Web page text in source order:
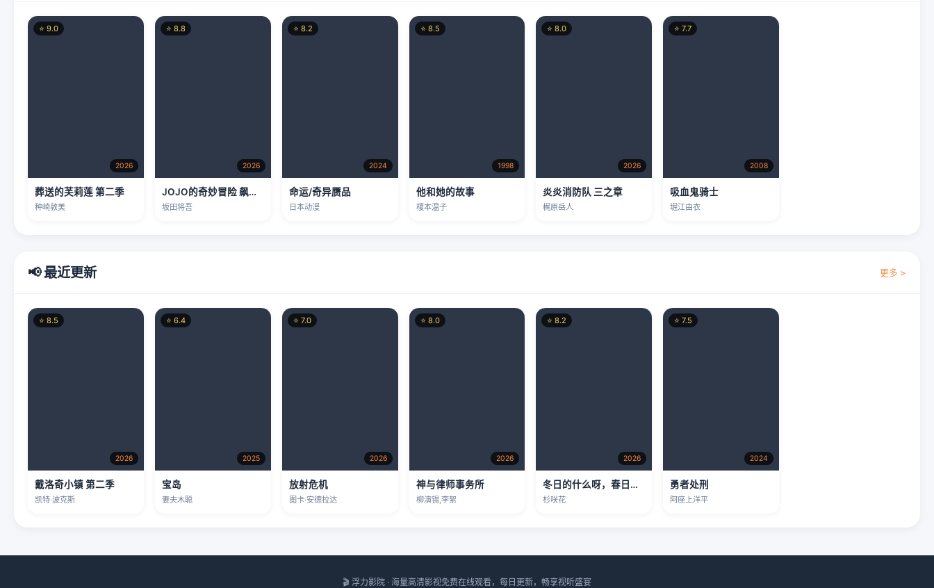
⭐ 9.0
2026
葬送的芙莉莲 第二季
种崎敦美
⭐ 8.8
2026
JOJO的奇妙冒险 飙马野郎
坂田将吾
⭐ 8.2
2024
命运/奇异赝品
日本动漫
⭐ 8.5
1998
他和她的故事
榎本温子
⭐ 8.0
2026
炎炎消防队 三之章
梶原岳人
⭐ 7.7
2008
吸血鬼骑士
堀江由衣
📢 最近更新 更多 >
⭐ 8.5
2026
戴洛奇小镇 第二季
凯特·波克斯
⭐ 6.4
2025
宝岛
妻夫木聪
⭐ 7.0
2026
放射危机
图卡·安德拉达
⭐ 8.0
2026
神与律师事务所
柳演锡,李絮
⭐ 8.2
2026
冬日的什么呀，春日的什么呢
杉咲花
⭐ 7.5
2024
勇者处刑
阿座上洋平
🎬 浮力影院 · 海量高清影视免费在线观看，每日更新，畅享视听盛宴